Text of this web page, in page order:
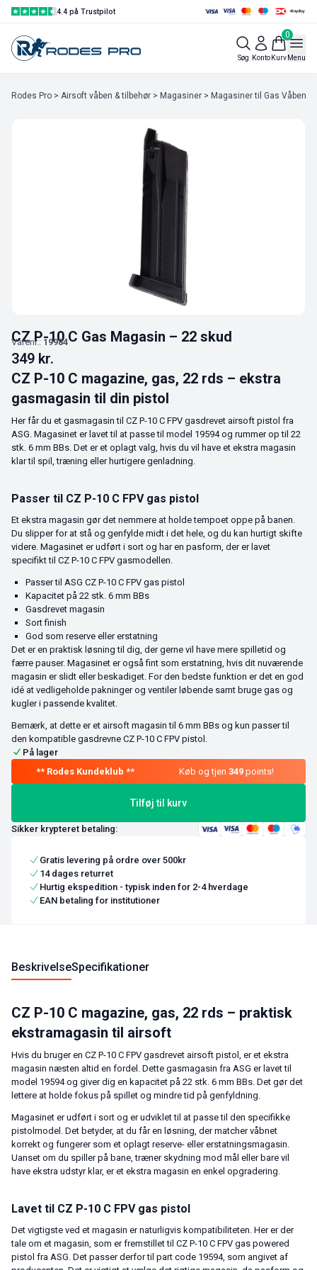
4.4 på Trustpilot
Søg Konto
0
KurvMenu
Rodes Pro > Airsoft våben & tilbehør > Magasiner > Magasiner til Gas Våben
CZ P-10 C Gas Magasin – 22 skud
Varenr.: 19984
349 kr.
CZ P-10 C magazine, gas, 22 rds – ekstra
gasmagasin til din pistol
Her får du et gasmagasin til CZ P-10 C FPV gasdrevet airsoft pistol fra
ASG. Magasinet er lavet til at passe til model 19594 og rummer op til 22
stk. 6 mm BBs. Det er et oplagt valg, hvis du vil have et ekstra magasin
klar til spil, træning eller hurtigere genladning.
Passer til CZ P-10 C FPV gas pistol
Et ekstra magasin gør det nemmere at holde tempoet oppe på banen.
Du slipper for at stå og genfylde midt i det hele, og du kan hurtigt skifte
videre. Magasinet er udført i sort og har en pasform, der er lavet
specifikt til CZ P-10 C FPV gasmodellen.
Passer til ASG CZ P-10 C FPV gas pistol
Kapacitet på 22 stk. 6 mm BBs
Gasdrevet magasin
Sort finish
God som reserve eller erstatning
Det er en praktisk løsning til dig, der gerne vil have mere spilletid og
færre pauser. Magasinet er også fint som erstatning, hvis dit nuværende
magasin er slidt eller beskadiget. For den bedste funktion er det en god
idé at vedligeholde pakninger og ventiler løbende samt bruge gas og
kugler i passende kvalitet.
Bemærk, at dette er et airsoft magasin til 6 mm BBs og kun passer til
den kompatible gasdrevne CZ P-10 C FPV pistol.
På lager
Køb og tjen 349 points!
Tilføj til kurv
Sikker krypteret betaling:
Gratis levering på ordre over 500kr
14 dages returret
Hurtig ekspedition - typisk inden for 2-4 hverdage
EAN betaling for institutioner
BeskrivelseSpecifikationer
CZ P-10 C magazine, gas, 22 rds – praktisk
ekstramagasin til airsoft
Hvis du bruger en CZ P-10 C FPV gasdrevet airsoft pistol, er et ekstra
magasin næsten altid en fordel. Dette gasmagasin fra ASG er lavet til
model 19594 og giver dig en kapacitet på 22 stk. 6 mm BBs. Det gør det
lettere at holde fokus på spillet og mindre tid på genfyldning.
Magasinet er udført i sort og er udviklet til at passe til den specifikke
pistolmodel. Det betyder, at du får en løsning, der matcher våbnet
korrekt og fungerer som et oplagt reserve- eller erstatningsmagasin.
Uanset om du spiller på bane, træner skydning mod mål eller bare vil
have ekstra udstyr klar, er et ekstra magasin en enkel opgradering.
Lavet til CZ P-10 C FPV gas pistol
Det vigtigste ved et magasin er naturligvis kompatibiliteten. Her er der
tale om et magasin, som er fremstillet til CZ P-10 C FPV gas powered
pistol fra ASG. Det passer derfor til part code 19594, som angivet af